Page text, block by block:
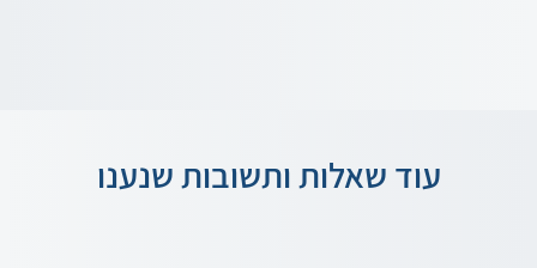
עוד שאלות ותשובות שנענו